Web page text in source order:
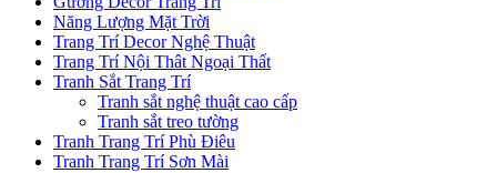
Năng Lượng Mặt Trời
Trang Trí Decor Nghệ Thuật
Trang Trí Nội Thât Ngoại Thất
Tranh Sắt Trang Trí
Tranh sắt nghệ thuật cao cấp
Tranh sắt treo tường
Tranh Trang Trí Phù Điêu
Tranh Trang Trí Sơn Mài